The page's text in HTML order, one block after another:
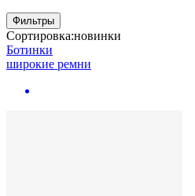
Фильтры
Сортировка:новинки
Ботинки
широкие ремни